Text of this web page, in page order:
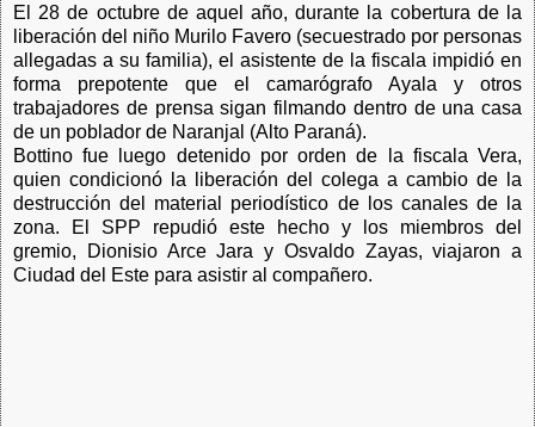
El 28 de octubre de aquel año, durante la cobertura de la
liberación del niño Murilo Favero (secuestrado por personas
allegadas a su familia), el asistente de la fiscala impidió en
forma prepotente que el camarógrafo Ayala y otros
trabajadores de prensa sigan filmando dentro de una casa
de un poblador de Naranjal (Alto Paraná).
Bottino fue luego detenido por orden de la fiscala Vera,
quien condicionó la liberación del colega a cambio de la
destrucción del material periodístico de los canales de la
zona. El SPP repudió este hecho y los miembros del
gremio, Dionisio Arce Jara y Osvaldo Zayas, viajaron a
Ciudad del Este para asistir al compañero.